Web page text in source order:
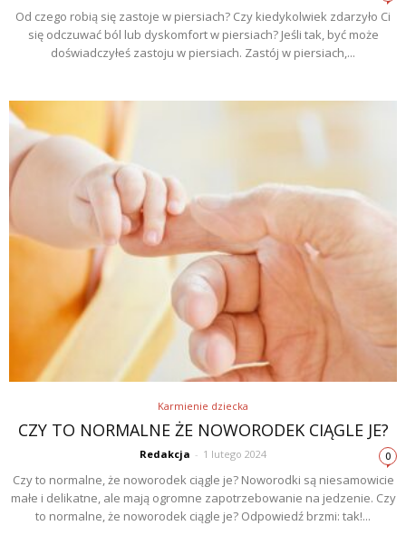
Od czego robią się zastoje w piersiach? Czy kiedykolwiek zdarzyło Ci
się odczuwać ból lub dyskomfort w piersiach? Jeśli tak, być może
doświadczyłeś zastoju w piersiach. Zastój w piersiach,...
Karmienie dziecka
CZY TO NORMALNE ŻE NOWORODEK CIĄGLE JE?
Redakcja - 1 lutego 2024 0
Czy to normalne, że noworodek ciągle je? Noworodki są niesamowicie
małe i delikatne, ale mają ogromne zapotrzebowanie na jedzenie. Czy
to normalne, że noworodek ciągle je? Odpowiedź brzmi: tak!...